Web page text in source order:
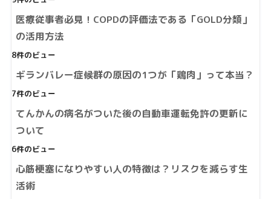
医療従事者必見！COPDの評価法である「GOLD分類」
の活用方法
8件のビュー
ギランバレー症候群の原因の1つが「鶏肉」って本当？
7件のビュー
てんかんの病名がついた後の自動車運転免許の更新に
ついて
6件のビュー
心筋梗塞になりやすい人の特徴は？リスクを減らす生
活術